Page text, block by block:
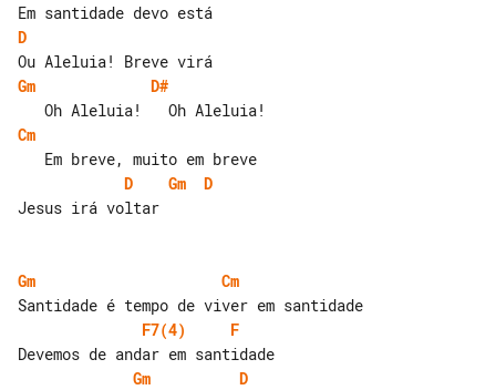
D
Gm
D#
Cm
D
Gm
D
Jesus irá voltar
Gm
Cm
F7(4)
F
Gm
D